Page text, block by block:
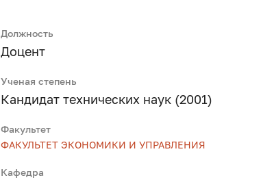
Должность
Доцент
Ученая степень
Кандидат технических наук (2001)
Факультет
ФАКУЛЬТЕТ ЭКОНОМИКИ И УПРАВЛЕНИЯ
Кафедра